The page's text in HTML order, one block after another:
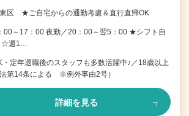
区 ★ご自宅からの通勤考慮＆直行直帰OK
00～17：00 夜勤／20：00～翌5：00 ★シフト自
☆週1…
・定年退職後のスタッフも多数活躍中♪／18歳以上
法第14条による ※例外事由2号）
詳細を見る